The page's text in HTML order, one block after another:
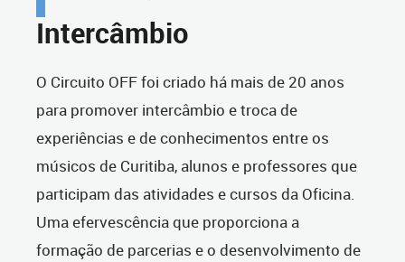
Intercâmbio
O Circuito OFF foi criado há mais de 20 anos
para promover intercâmbio e troca de
experiências e de conhecimentos entre os
músicos de Curitiba, alunos e professores que
participam das atividades e cursos da Oficina.
Uma efervescência que proporciona a
formação de parcerias e o desenvolvimento de